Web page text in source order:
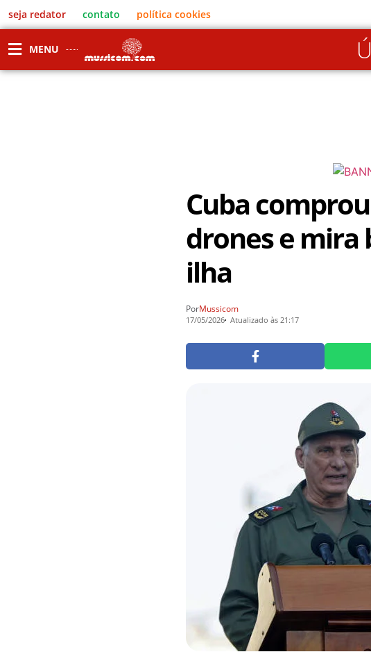
seja redator contato política cookies
MENU
Cuba
drones e mira
ilha
PorMussicom
17/05/2026 Atualizado às 21:17